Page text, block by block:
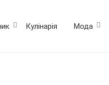
Кулінарія Мода